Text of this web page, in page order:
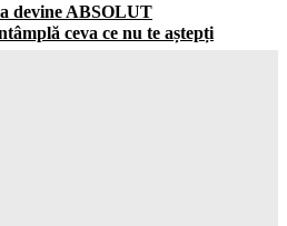
devine ABSOLUT
ceva ce nu te aștepți